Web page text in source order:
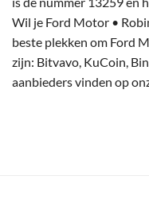
Wil je Ford Motor •
beste plekken om Ford
zijn: Bitvavo, KuCoin,
aanbieders vinden op